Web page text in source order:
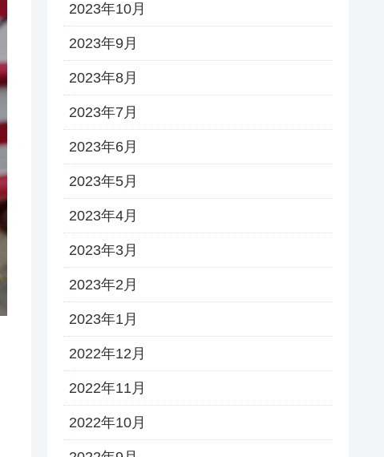
2023年10月
2023年9月
2023年8月
2023年7月
2023年6月
2023年5月
2023年4月
2023年3月
2023年2月
2023年1月
2022年12月
2022年11月
2022年10月